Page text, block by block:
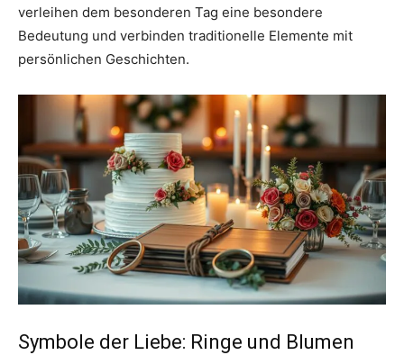
verleihen dem besonderen Tag eine besondere
Bedeutung und verbinden traditionelle Elemente mit
persönlichen Geschichten.
Symbole der Liebe: Ringe und Blumen